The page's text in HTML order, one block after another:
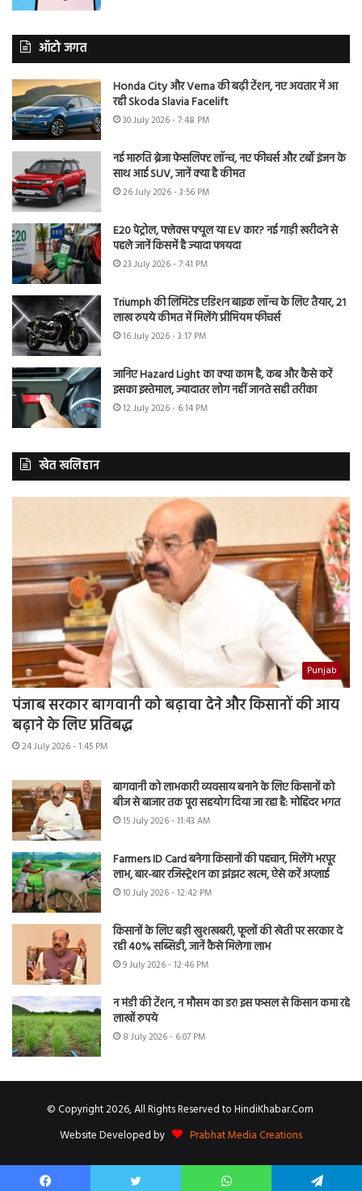
ऑटो जगत
Honda City और Verna की बढ़ी टेंशन, नए अवतार में आ
रही Skoda Slavia Facelift
30 July 2026 - 7:48 PM
नई मारुति ब्रेजा फेसलिफ्ट लॉन्च, नए फीचर्स और टर्बो इंजन के
साथ आई SUV, जानें क्या है कीमत
26 July 2026 - 3:56 PM
E20 पेट्रोल, फ्लेक्स फ्यूल या EV कार? नई गाड़ी खरीदने से
पहले जानें किसमें है ज्यादा फायदा
23 July 2026 - 7:41 PM
Triumph की लिमिटेड एडिशन बाइक लॉन्च के लिए तैयार, 21
लाख रुपये कीमत में मिलेंगे प्रीमियम फीचर्स
16 July 2026 - 3:17 PM
जानिए Hazard Light का क्या काम है, कब और कैसे करें
इसका इस्तेमाल, ज्यादातर लोग नहीं जानते सही तरीका
12 July 2026 - 6:14 PM
खेत खलिहान
Punjab
पंजाब सरकार बागवानी को बढ़ावा देने और किसानों की आय
बढ़ाने के लिए प्रतिबद्ध
24 July 2026 - 1:45 PM
बागवानी को लाभकारी व्यवसाय बनाने के लिए किसानों को
बीज से बाजार तक पूरा सहयोग दिया जा रहा है: मोहिंदर भगत
15 July 2026 - 11:43 AM
Farmers ID Card बनेगा किसानों की पहचान, मिलेंगे भरपूर
लाभ, बार-बार रजिस्ट्रेशन का झंझट खत्म, ऐसे करें अप्लाई
10 July 2026 - 12:42 PM
किसानों के लिए बड़ी खुशखबरी, फूलों की खेती पर सरकार दे
रही 40% सब्सिडी, जानें कैसे मिलेगा लाभ
9 July 2026 - 12:46 PM
न मंडी की टेंशन, न मौसम का डर! इस फसल से किसान कमा रहे
लाखों रुपये
8 July 2026 - 6:07 PM
© Copyright 2026, All Rights Reserved to HindiKhabar.Com
Website Developed by
Prabhat Media Creations